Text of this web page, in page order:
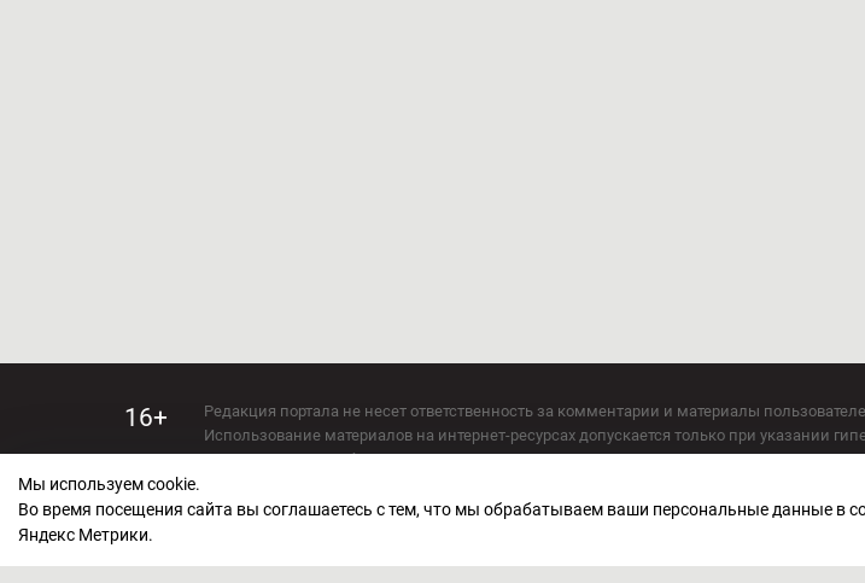
16+
Редакция портала не несет ответственность за комментарии и материалы
Использование материалов на интернет-ресурсах допускается только при указании
Использование любых материалов настоящего СМИ допускается только при указании
СМИ зарегистрировано Федеральной службой по надзору в сфере связи,
Мы используем cookie.
Во время посещения сайта вы соглашаетесь с тем, что мы обрабатываем ваши персональные данные в
Яндекс Метрики.